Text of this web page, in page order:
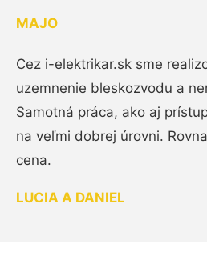
MAJO
Cez i-elektrikar.sk sme
uzemnenie bleskozvodu a
Samotná práca, ako aj
na veľmi dobrej úrovni.
cena.
LUCIA A DANIEL